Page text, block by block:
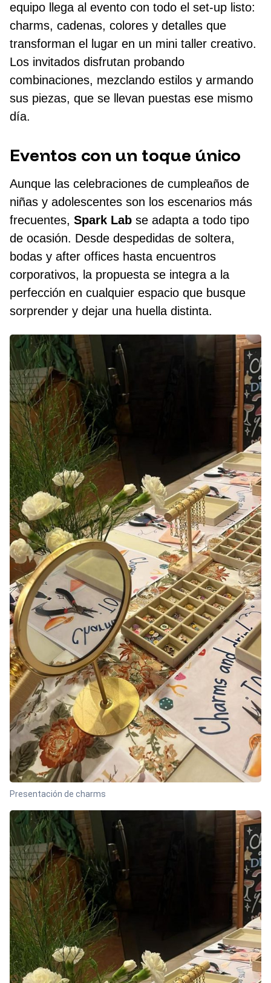
equipo llega al evento con todo el set-up listo:
charms, cadenas, colores y detalles que
transforman el lugar en un mini taller creativo.
Los invitados disfrutan probando
combinaciones, mezclando estilos y armando
sus piezas, que se llevan puestas ese mismo
día.
Eventos con un toque único
Aunque las celebraciones de cumpleaños de
niñas y adolescentes son los escenarios más
frecuentes, Spark Lab se adapta a todo tipo
de ocasión. Desde despedidas de soltera,
bodas y after offices hasta encuentros
corporativos, la propuesta se integra a la
perfección en cualquier espacio que busque
sorprender y dejar una huella distinta.
Presentación de charms